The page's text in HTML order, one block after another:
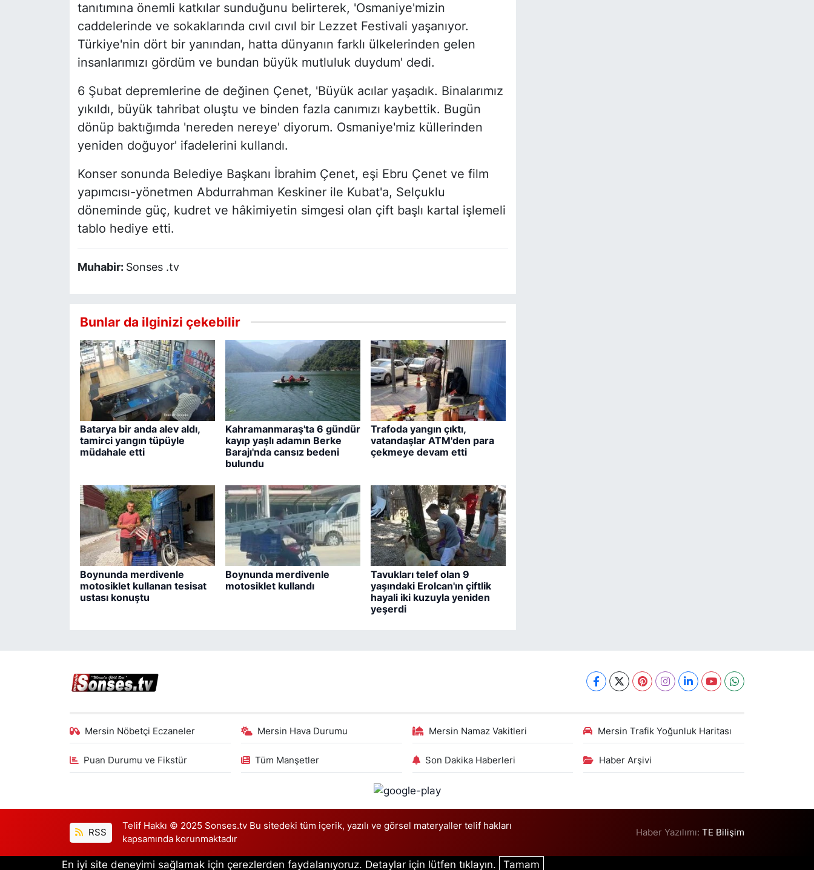
tanıtımına önemli katkılar sunduğunu belirterek, 'Osmaniye'mizin
caddelerinde ve sokaklarında cıvıl cıvıl bir Lezzet Festivali yaşanıyor.
Türkiye'nin dört bir yanından, hatta dünyanın farklı ülkelerinden gelen
insanlarımızı gördüm ve bundan büyük mutluluk duydum' dedi.
6 Şubat depremlerine de değinen Çenet, 'Büyük acılar yaşadık. Binalarımız
yıkıldı, büyük tahribat oluştu ve binden fazla canımızı kaybettik. Bugün
dönüp baktığımda 'nereden nereye' diyorum. Osmaniye'miz küllerinden
yeniden doğuyor' ifadelerini kullandı.
Konser sonunda Belediye Başkanı İbrahim Çenet, eşi Ebru Çenet ve film
yapımcısı-yönetmen Abdurrahman Keskiner ile Kubat'a, Selçuklu
döneminde güç, kudret ve hâkimiyetin simgesi olan çift başlı kartal işlemeli
tablo hediye etti.
Muhabir: Sonses .tv
Bunlar da ilginizi çekebilir
Batarya bir anda alev aldı,
tamirci yangın tüpüyle
müdahale etti
Kahramanmaraş'ta 6 gündür
kayıp yaşlı adamın Berke
Barajı'nda cansız bedeni
bulundu
Trafoda yangın çıktı,
vatandaşlar ATM'den para
çekmeye devam etti
Boynunda merdivenle
motosiklet kullanan tesisat
ustası konuştu
Boynunda merdivenle
motosiklet kullandı
Tavukları telef olan 9
yaşındaki Erolcan'ın çiftlik
hayali iki kuzuyla yeniden
yeşerdi
Mersin Nöbetçi Eczaneler Mersin Hava Durumu Mersin Namaz Vakitleri Mersin Trafik Yoğunluk Haritası
Puan Durumu ve Fikstür Tüm Manşetler Son Dakika Haberleri Haber Arşivi
RSS
Telif Hakkı © 2025 Sonses.tv Bu sitedeki tüm içerik, yazılı ve görsel materyaller telif hakları
kapsamında korunmaktadır
Haber Yazılımı:TE Bilişim
En iyi site deneyimi sağlamak için çerezlerden faydalanıyoruz. Detaylar için lütfen tıklayın. Tamam